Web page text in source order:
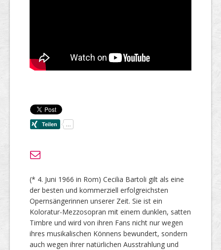
(* 4. Juni 1966 in Rom) Cecilia Bartoli gilt als eine
der besten und kommerziell erfolgreichsten
Opernsängerinnen unserer Zeit. Sie ist ein
Koloratur-Mezzosopran mit einem dunklen, satten
Timbre und wird von ihren Fans nicht nur wegen
ihres musikalischen Könnens bewundert, sondern
auch wegen ihrer natürlichen Ausstrahlung und